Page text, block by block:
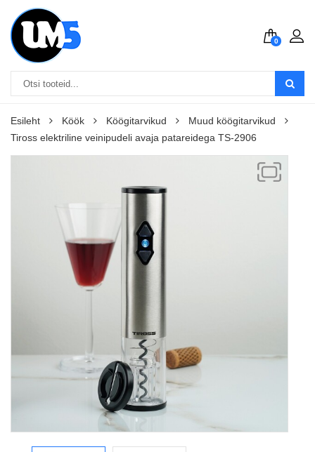
0
Esileht Köök Köögitarvikud
Muud köögitarvikud
Tiross elektriline veinipudeli avaja patareidega TS-2906